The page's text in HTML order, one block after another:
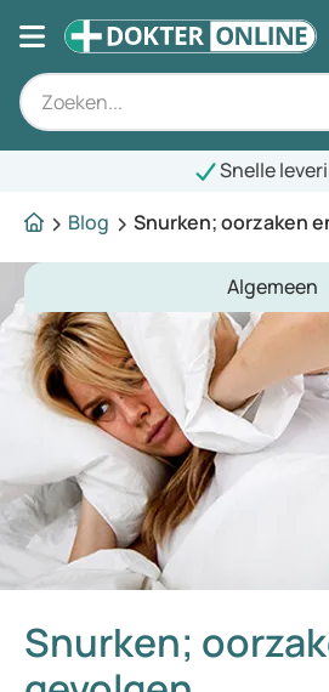
Snelle
Blog
Snurken; oorzaken
Algemeen
Snurken;